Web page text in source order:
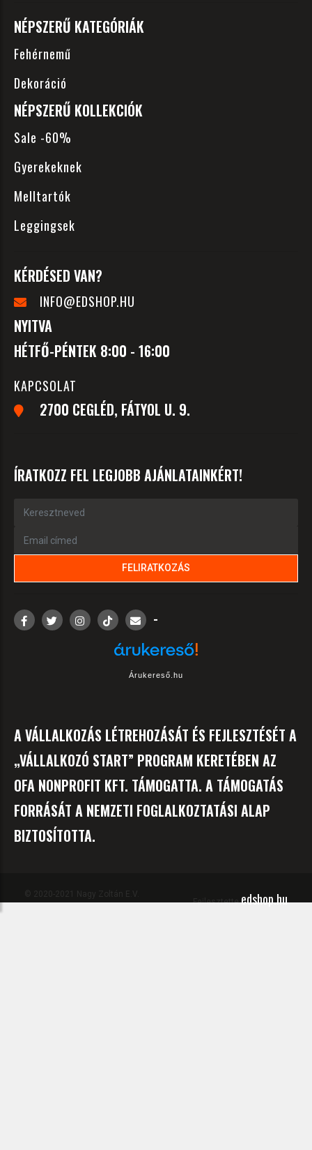
NÉPSZERŰ KATEGÓRIÁK
Fehérnemű
Dekoráció
NÉPSZERŰ KOLLEKCIÓK
Sale -60%
Gyerekeknek
Melltartók
Leggingsek
KÉRDÉSED VAN?
INFO@EDSHOP.HU
NYITVA
HÉTFŐ-PÉNTEK 8:00 - 16:00
KAPCSOLAT
2700 CEGLÉD, FÁTYOL U. 9.
ÍRATKOZZ FEL LEGJOBB AJÁNLATAINKÉRT!
-
Árukereső.hu
A VÁLLALKOZÁS LÉTREHOZÁSÁT ÉS FEJLESZTÉSÉT A
„VÁLLALKOZÓ START” PROGRAM KERETÉBEN AZ
OFA NONPROFIT KFT. TÁMOGATTA. A TÁMOGATÁS
FORRÁSÁT A NEMZETI FOGLALKOZTATÁSI ALAP
BIZTOSÍTOTTA.
Fejlesztetteedshop.hu